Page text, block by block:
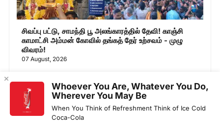
சிவப்பு பட்டு, சாமந்தி பூ அலங்காரத்தில் தேவி! காஞ்சி
காமாட்சி அம்மன் கோவில் தங்கத் தேர் உற்சவம் - முழு
விவரம்!
07 August, 2026
Whoever You Are, Whatever You Do,
Wherever You May Be
When You Think of Refreshment Think of Ice Cold
Coca-Cola